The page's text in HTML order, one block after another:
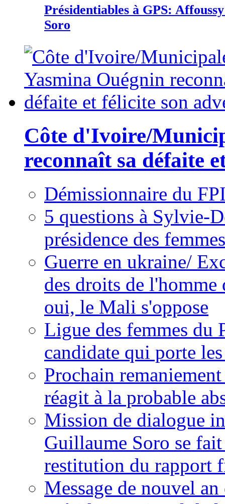
Présidentiables à GPS:
Soro
Côte d'Ivoire/
reconnaît sa défaite
Démissionnaire du
5 questions à Sylvie-
présidence des
Guerre en ukraine/
des droits de
oui, le Mali s'oppose
Ligue des femmes du
candidate qui porte
Prochain
réagit à la probable
Mission de dialogue
Guillaume Soro se
restitution du rapport
Message de nouvel